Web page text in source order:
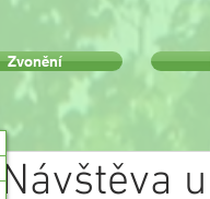
Návštěva
Zvonění